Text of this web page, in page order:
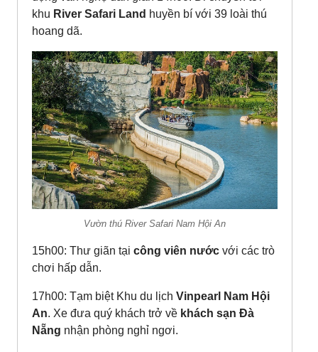
khu River Safari Land huyền bí với 39 loài thú
hoang dã.
Vườn thú River Safari Nam Hội An
15h00: Thư giãn tại công viên nước với các trò
chơi hấp dẫn.
17h00: Tạm biệt Khu du lịch Vinpearl Nam Hội
An. Xe đưa quý khách trở về khách sạn Đà
Nẵng nhận phòng nghỉ ngơi.